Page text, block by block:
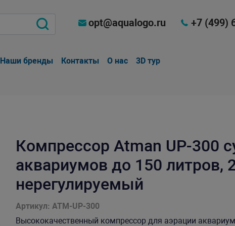
opt@aqualogo.ru +7 (499)
Наши бренды Контакты О нас 3D тур
Компрессор Atman UP-300
аквариумов до 150 литров,
нерегулируемый
Артикул: ATM-UP-300
Высококачественный компрессор для аэрации